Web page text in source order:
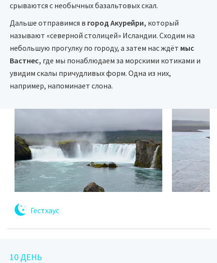
срываются с необычных базальтовых скал.
Дальше отправимся в город Акурейри, который
называют «северной столицей» Исландии. Сходим на
небольшую прогулку по городу, а затем нас ждёт мыс
Вастнес, где мы понаблюдаем за морскими котиками и
увидим скалы причудливых форм. Одна из них,
например, напоминает слона.
Гестхаус
10 ДЕНЬ